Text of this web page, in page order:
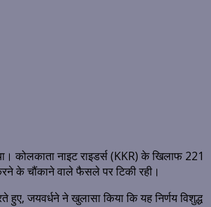
कोलकाता नाइट राइडर्स (KKR) के खिलाफ 221
के चौंकाने वाले फैसले पर टिकी रही।
जयवर्धने ने खुलासा किया कि यह निर्णय विशुद्ध